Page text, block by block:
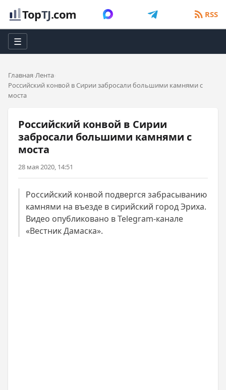
TopTJ.com RSS
☰
Главная Лента
Российский конвой в Сирии забросали большими камнями с
моста
Российский конвой в Сирии
забросали большими камнями с
моста
28 мая 2020, 14:51
Российский конвой подвергся забрасыванию
камнями на въезде в сирийский город Эриха.
Видео опубликовано в Telegram-канале
«Вестник Дамаска».